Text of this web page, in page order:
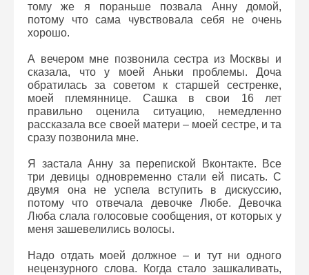
тому же я пораньше позвала Анну домой,
потому что сама чувствовала себя не очень
хорошо.
А вечером мне позвонила сестра из Москвы и
сказала, что у моей Аньки проблемы. Доча
обратилась за советом к старшей сестренке,
моей племяннице. Сашка в свои 16 лет
правильно оценила ситуацию, немедленно
рассказала все своей матери – моей сестре, и та
сразу позвонила мне.
Я застала Анну за перепиской Вконтакте. Все
три девицы одновременно стали ей писать. С
двумя она не успела вступить в дискуссию,
потому что отвечала девочке Любе. Девочка
Люба слала голосовые сообщения, от которых у
меня зашевелились волосы.
Надо отдать моей должное – и тут ни одного
нецензурного слова. Когда стало зашкаливать,